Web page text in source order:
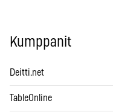
Kumppanit
Deitti.net
TableOnline